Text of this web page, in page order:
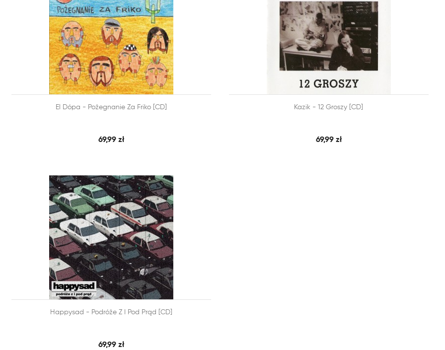
DODAJ DO KOSZYKA SZYBKI PODGLĄD
El Dópa - Pożegnanie Za Friko [CD]
69,99 zł
DODAJ DO KOSZYKA SZYBKI PODGLĄD
Kazik - 12 Groszy [CD]
69,99 zł
DODAJ DO KOSZYKA SZYBKI PODGLĄD
Happysad - Podróże Z I Pod Prąd [CD]
69,99 zł